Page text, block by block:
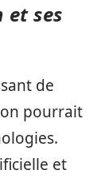
et ses
de
pourrait
et